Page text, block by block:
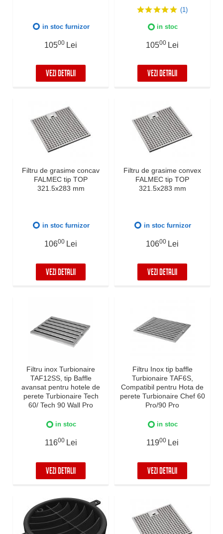
in stoc furnizor
10500 Lei
VEZI DETALII
(1)
in stoc
10500 Lei
VEZI DETALII
Filtru de grasime concav
FALMEC tip TOP
321.5x283 mm
in stoc furnizor
10600 Lei
VEZI DETALII
Filtru de grasime convex
FALMEC tip TOP
321.5x283 mm
in stoc furnizor
10600 Lei
VEZI DETALII
Filtru inox Turbionaire
TAF12SS, tip Baffle
avansat pentru hotele de
perete Turbionaire Tech
60/ Tech 90 Wall Pro
in stoc
11600 Lei
VEZI DETALII
Filtru Inox tip baffle
Turbionaire TAF6S,
Compatibil pentru Hota de
perete Turbionaire Chef 60
Pro/90 Pro
in stoc
11900 Lei
VEZI DETALII